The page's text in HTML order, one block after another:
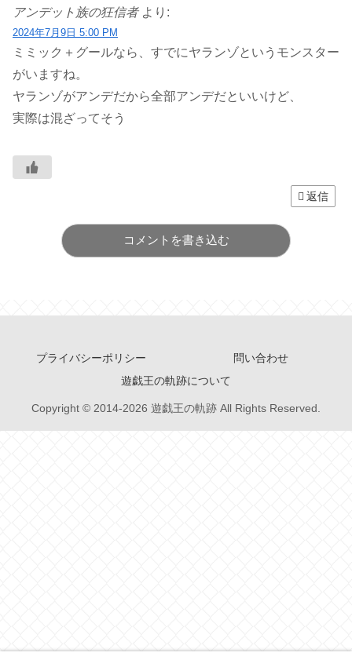
アンデット族の狂信者 より:
2024年7月9日 5:00 PM
ミミック＋グールなら、すでにヤランゾというモンスター
がいますね。
ヤランゾがアンデだから全部アンデだといいけど、
実際は混ざってそう
返信
コメントを書き込む
プライバシーポリシー
問い合わせ
遊戯王の軌跡について
Copyright © 2014-2026 遊戯王の軌跡 All Rights Reserved.